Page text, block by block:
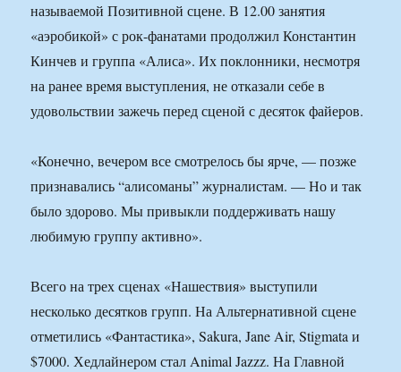
называемой Позитивной сцене. В 12.00 занятия
«аэробикой» с рок-фанатами продолжил Константин
Кинчев и группа «Алиса». Их поклонники, несмотря
на ранее время выступления, не отказали себе в
удовольствии зажечь перед сценой с десяток файеров.
«Конечно, вечером все смотрелось бы ярче, — позже
признавались “алисоманы” журналистам. — Но и так
было здорово. Мы привыкли поддерживать нашу
любимую группу активно».
Всего на трех сценах «Нашествия» выступили
несколько десятков групп. На Альтернативной сцене
отметились «Фантастика», Sakura, Jane Air, Stigmata и
$7000. Хедлайнером стал Animal Jazzz. На Главной